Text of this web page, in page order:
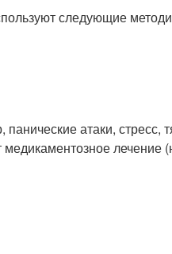
следующие
атаки, стресс,
медикаментозное лечение